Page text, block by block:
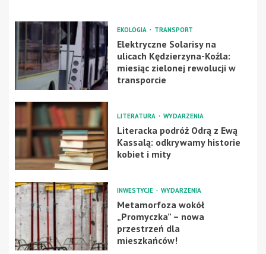
EKOLOGIA TRANSPORT
Elektryczne Solarisy na
ulicach Kędzierzyna-Koźla:
miesiąc zielonej rewolucji w
transporcie
LITERATURA WYDARZENIA
Literacka podróż Odrą z Ewą
Kassalą: odkrywamy historie
kobiet i mity
INWESTYCJE WYDARZENIA
Metamorfoza wokół
„Promyczka” – nowa
przestrzeń dla
mieszkańców!